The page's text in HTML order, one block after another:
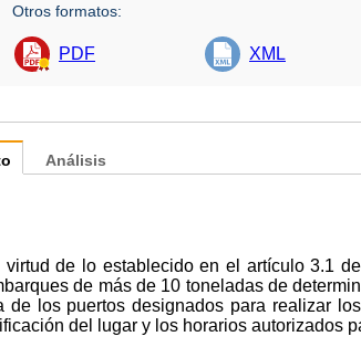
Otros formatos:
PDF XML
virtud de lo establecido en el artículo 3.1
de más de 10 toneladas de
de los puertos designados para realizar
del lugar y los horarios autorizados
Análisis